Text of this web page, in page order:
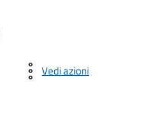
Vedi azioni